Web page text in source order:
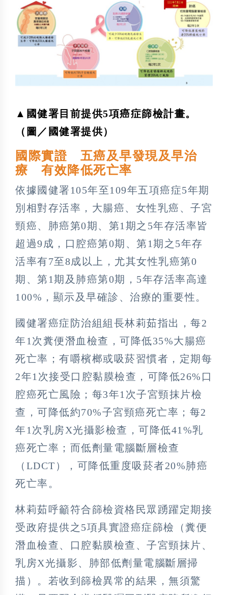
▲國健署目前提供5項癌症篩檢計畫。
（圖／國健署提供）
國際實證 五癌及早發現及早治
療 有效降低死亡率
依據國健署105年至109年五項癌症5年期
別相對存活率，大腸癌、女性乳癌、子宮
頸癌、肺癌第0期、第1期之5年存活率皆
超過9成，口腔癌第0期、第1期之5年存
活率有7至8成以上，尤其女性乳癌第0
期、第1期及肺癌第0期，5年存活率高達
100%，顯示及早確診、治療的重要性。
國健署癌症防治組組長林莉茹指出，每2
年1次糞便潛血檢查，可降低35%大腸癌
死亡率；有嚼檳榔或吸菸習慣者，定期每
2年1次接受口腔黏膜檢查，可降低26%口
腔癌死亡風險；每3年1次子宮頸抹片檢
查，可降低約70%子宮頸癌死亡率；每2
年1次乳房X光攝影檢查，可降低41%乳
癌死亡率；而低劑量電腦斷層檢查
（LDCT），可降低重度吸菸者20%肺癌
死亡率。
林莉茹呼籲符合篩檢資格民眾踴躍定期接
受政府提供之5項具實證癌症篩檢（糞便
潛血檢查、口腔黏膜檢查、子宮頸抹片、
乳房X光攝影、肺部低劑量電腦斷層掃
描）。若收到篩檢異常的結果，無須驚